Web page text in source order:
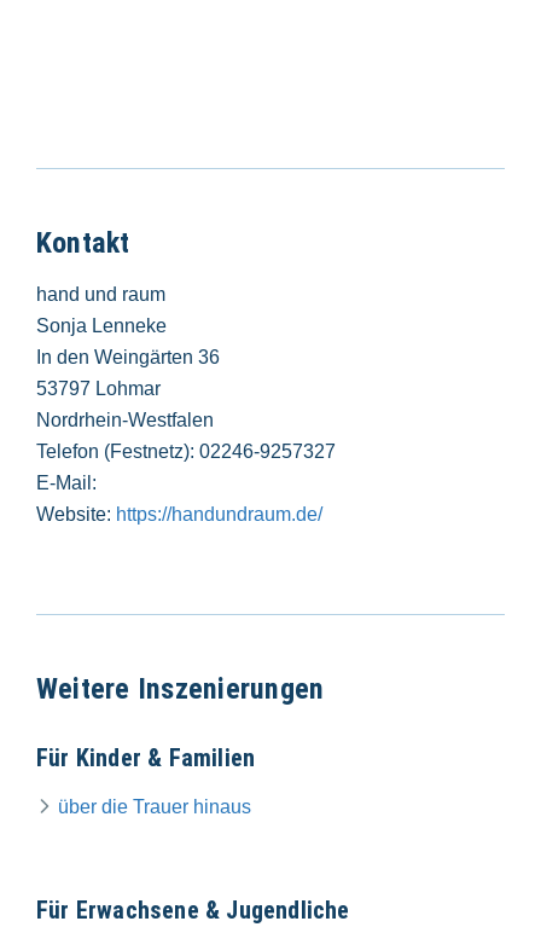
Kontakt
hand und raum
Sonja Lenneke
In den Weingärten 36
53797 Lohmar
Nordrhein-Westfalen
Telefon (Festnetz): 02246-9257327
E-Mail:
Website: https://handundraum.de/
Weitere Inszenierungen
Für Kinder & Familien
über die Trauer hinaus
Für Erwachsene & Jugendliche